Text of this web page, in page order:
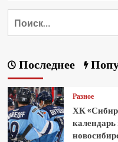
Последнее
Разное
ХК
календарь